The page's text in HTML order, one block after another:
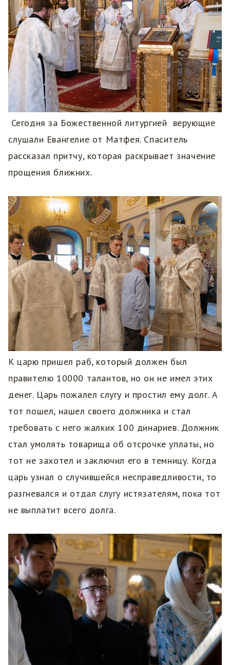
Сегодня за Божественной литургией верующие
слушали Евангелие от Матфея. Спаситель
рассказал притчу, которая раскрывает значение
прощения ближних.
К царю пришел раб, который должен был
правителю 10000 талантов, но он не имел этих
денег. Царь пожалел слугу и простил ему долг. А
тот пошел, нашел своего должника и стал
требовать с него жалких 100 динариев. Должник
стал умолять товарища об отсрочке уплаты, но
тот не захотел и заключил его в темницу. Когда
царь узнал о случившейся несправедливости, то
разгневался и отдал слугу истязателям, пока тот
не выплатит всего долга.